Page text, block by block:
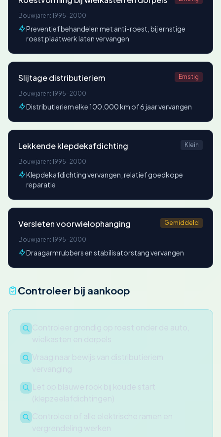
Bouwjaren: 1995-2000
Preventief behandelen met anti-roest, bij ernstige
roest plaatwerk laten vervangen
Slijtage distributieriem Ernstig
Bouwjaren: 1995-2000
Distributieriem elke 100.000 km of 6 jaar vervangen
Lekkende klepdekafdichting Klein
Bouwjaren: 1995-2000
Klepdekafdichting vervangen, relatief goedkope
reparatie
Versleten voorwielophanging Gemiddeld
Bouwjaren: 1995-2000
Draagarmrubbers en stabilisatorstang vervangen
Controleer bij aankoop
Controleer grondig op roest onder de auto,
wielkasten en dorpels
Vraag naar bewijs van distributieriem
vervanging
Let op blauwe rook bij koude start
(klepzeelafdichtingen)
Controleer of alle elektrische ramen en
vergrendeling werken